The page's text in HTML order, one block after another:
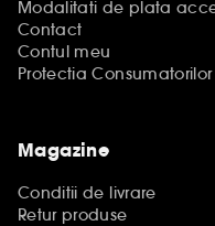
Modalitati de plata
Contact
Contul meu
Protectia Consumatorilor
Magazine
Conditii de livrare
Retur produse